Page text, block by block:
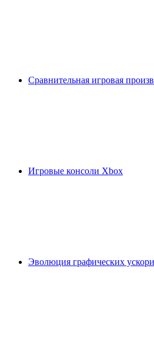
Сравнительная игровая
Игровые консоли Xbox
Эволюция графических